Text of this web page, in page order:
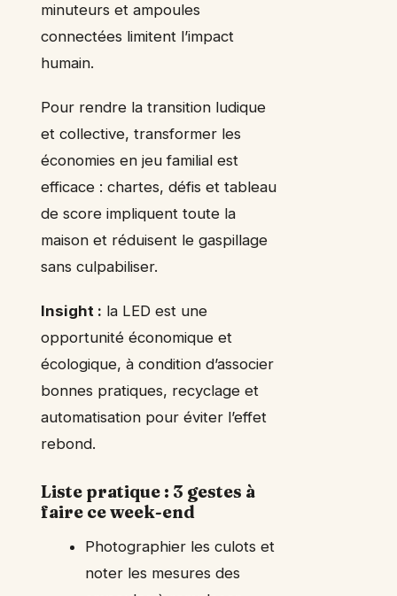
minuteurs et ampoules
connectées limitent l’impact
humain.
Pour rendre la transition ludique
et collective, transformer les
économies en jeu familial est
efficace : chartes, défis et tableau
de score impliquent toute la
maison et réduisent le gaspillage
sans culpabiliser.
Insight : la LED est une
opportunité économique et
écologique, à condition d’associer
bonnes pratiques, recyclage et
automatisation pour éviter l’effet
rebond.
Liste pratique : 3 gestes à
faire ce week-end
Photographier les culots et
noter les mesures des